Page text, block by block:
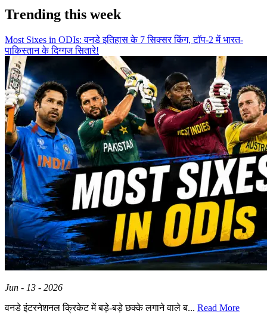
Trending this week
Most Sixes in ODIs: वनडे इतिहास के 7 सिक्सर किंग, टॉप-2 में भारत-
पाकिस्तान के दिग्गज सितारे!
Jun - 13 - 2026
वनडे इंटरनेशनल क्रिकेट में बड़े-बड़े छक्के लगाने वाले ब... Read More